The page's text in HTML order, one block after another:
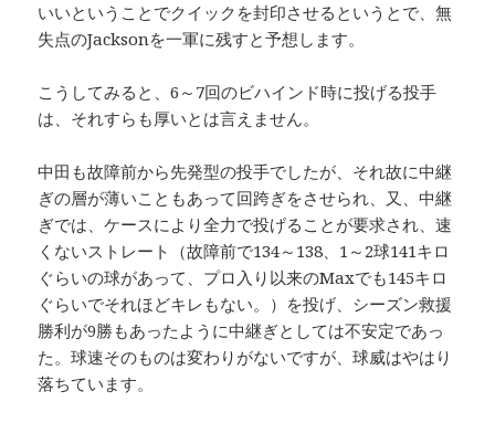
いいということでクイックを封印させるというとで、無
失点のJacksonを一軍に残すと予想します。
こうしてみると、6～7回のビハインド時に投げる投手
は、それすらも厚いとは言えません。
中田も故障前から先発型の投手でしたが、それ故に中継
ぎの層が薄いこともあって回跨ぎをさせられ、又、中継
ぎでは、ケースにより全力で投げることが要求され、速
くないストレート（故障前で134～138、1～2球141キロ
ぐらいの球があって、プロ入り以来のMaxでも145キロ
ぐらいでそれほどキレもない。）を投げ、シーズン救援
勝利が9勝もあったように中継ぎとしては不安定であっ
た。球速そのものは変わりがないですが、球威はやはり
落ちています。